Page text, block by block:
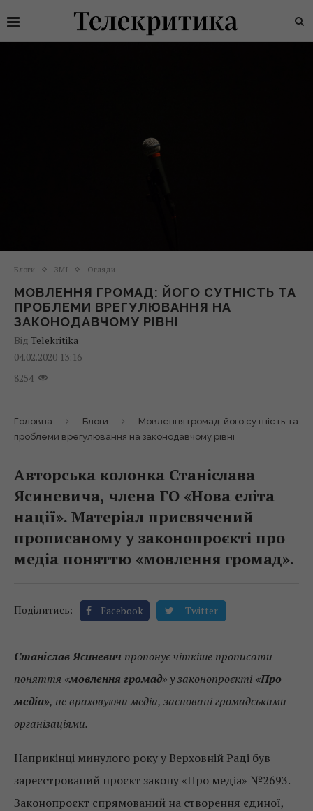
Блоги ЗМІ Огляди
МОВЛЕННЯ ГРОМАД: ЙОГО СУТНІСТЬ ТА
ПРОБЛЕМИ ВРЕГУЛЮВАННЯ НА
ЗАКОНОДАВЧОМУ РІВНІ
Від Telekritika
04.02.2020 13:16
8254
Головна Блоги
Мовлення громад: його сутність та
проблеми врегулювання на законодавчому рівні
Авторська колонка Станіслава
Ясиневича, члена ГО «Нова еліта
нації». Матеріал присвячений
прописаному у законопроєкті про
медіа поняттю «мовлення громад».
Поділитись: Facebook Twitter
Станіслав Ясиневич пропонує чіткіше прописати
поняття «мовлення громад» у законопроєкті «Про
медіа», не враховуючи медіа, засновані громадськими
організаціями.
Наприкінці минулого року у Верховній Раді був
зареєстрований проєкт закону «Про медіа» №2693.
Законопроєкт спрямований на створення єдиної,